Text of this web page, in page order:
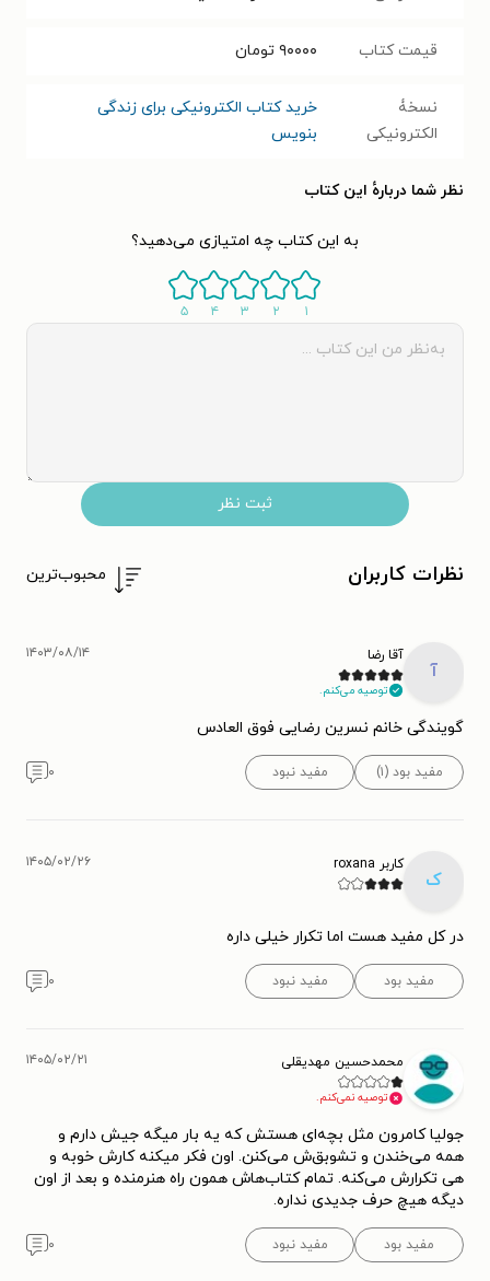
قیمت کتاب ۹۰۰۰۰ تومان
نسخۀ
الکترونیکی
خرید کتاب الکترونیکی برای زندگی
بنویس
نظر شما دربارهٔ این کتاب
به این کتاب چه امتیازی می‌دهید؟
۱ ۲ ۳ ۴ ۵
ثبت نظر
نظرات کاربران محبوب‌ترین
آ
آقا رضا
توصیه می‌کنم.
۱۴۰۳/۰۸/۱۴
گویندگی خانم نسرین رضایی فوق العادس
مفید بود (۱) مفید نبود ۰
ک
کاربر roxana ۱۴۰۵/۰۲/۲۶
در کل مفید هست اما تکرار خیلی داره
مفید بود مفید نبود ۰
محمدحسین مهدیقلی
توصیه نمی‌کنم.
۱۴۰۵/۰۲/۲۱
جولیا کامرون مثل بچه‌ای هستش که یه بار میگه جیش دارم و
همه می‌خندن و تشوبق‌ش می‌کنن. اون فکر میکنه کارش خوبه و
هی تکرارش می‌کنه. تمام کتاب‌هاش همون راه هنرمنده و بعد از اون
دیگه هیچ حرف جدیدی نداره.
مفید بود مفید نبود ۰